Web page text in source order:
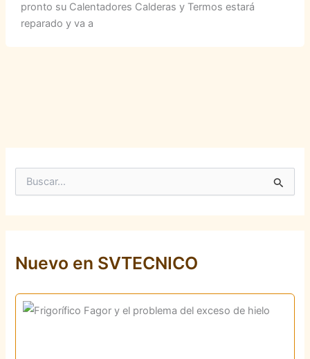
pronto su Calentadores Calderas y Termos estará
reparado y va a
p
o
:
Nuevo en SVTECNICO